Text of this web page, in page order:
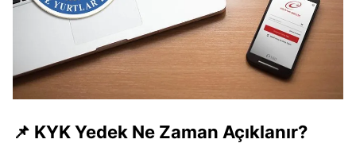
📌 KYK Yedek Ne Zaman Açıklanır?